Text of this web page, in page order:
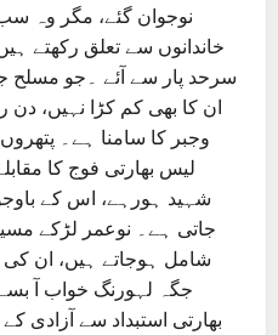
نوجوان گئے، مگر وہ
خاندانوں سے تعلق رکھتے
سرحد پار سے آئے ۔جو مسلح
ان کا بھی کم کڑا نہیں، دن
وجبر کا سامنا ہے۔
لیس بھارتی فوج کا
شہید ہورہے، اس کے
جاتی ہے۔ نوعمر لڑکے
شامل ہوجاتے ہیں، ان
جگہ لہورنگ خواب آ
بھارتی استبداد سے آزادی